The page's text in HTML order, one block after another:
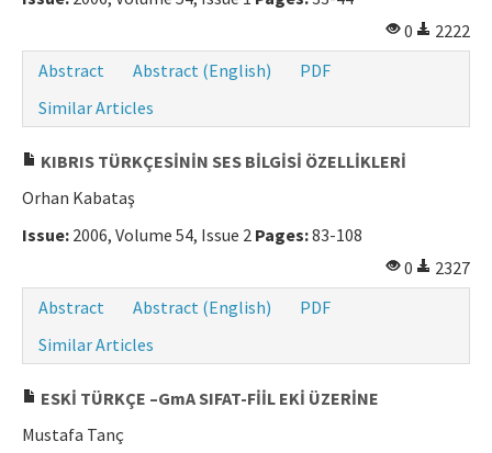
0
2222
Abstract
Abstract (English)
PDF
Similar Articles
KIBRIS TÜRKÇESİNİN SES BİLGİSİ ÖZELLİKLERİ
Orhan Kabataş
Issue: 2006, Volume 54, Issue 2 Pages:83-108
0
2327
Abstract
Abstract (English)
PDF
Similar Articles
ESKİ TÜRKÇE –GmA SIFAT-FİİL EKİ ÜZERİNE
Mustafa Tanç